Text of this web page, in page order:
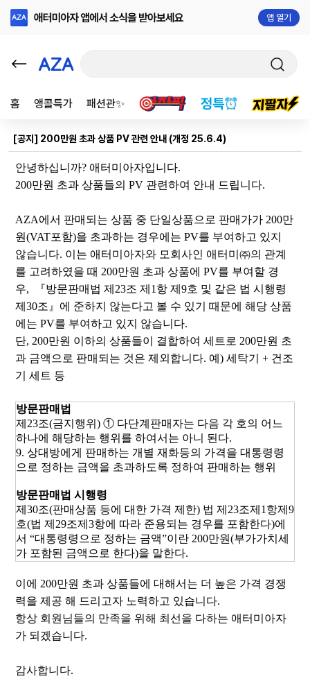
앱 열기
홈 앵콜특가 패션관✨
[공지] 200만원 초과 상품 PV 관련 안내 (개정 25.6.4)
안녕하십니까? 애터미아자입니다.
200만원 초과 상품들의 PV 관련하여 안내 드립니다.
AZA에서 판매되는 상품 중 단일상품으로 판매가가 200만
원(VAT포함)을 초과하는 경우에는 PV를 부여하고 있지
않습니다. 이는 애터미아자와 모회사인 애터미㈜의 관계
를 고려하였을 때 200만원 초과 상품에 PV를 부여할 경
우, 『방문판매법 제 23조 제 1 항 제 9호 및 같은 법 시행령
제 30조 』 에 준하지 않는다고 볼 수 있기 때문에 해당 상품
에는 PV를 부여하고 있지 않습니다.
단, 200만원 이하의 상품들이 결합하여 세트로 200만원 초
과 금액으로 판매되는 것은 제외합니다. 예 ) 세탁기 + 건조
기 세트 등
방문판매법
제 23조(금지행위 ) ① 다단계판매자는 다음 각 호의 어느
하나에 해당하는 행위를 하여서는 아니 된다.
9. 상대방에게 판매하는 개별 재화등의 가격을 대통령령
으로 정하는 금액을 초과하도록 정하여 판매하는 행위
방문판매법 시행령
제 30조(판매상품 등에 대한 가격 제한) 법 제 23조제 1 항제 9
호(법 제 29조제 3항에 따라 준용되는 경우를 포함한다)에
서 “대통령령으로 정하는 금액”이란 200만원(부가가치세
가 포함된 금액으로 한다)을 말한다.
이에 200만원 초과 상품들에 대해서는 더 높은 가격 경쟁
력을 제공 해 드리고자 노력하고 있습니다.
항상 회원님들의 만족을 위해 최선을 다하는 애터미아자
가 되겠습니다.
감사합니다.